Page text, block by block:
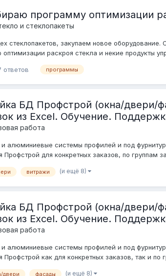
программу оптимизации
и стеклопакеты
стеклопакетов, закупаем новое
раскроя стекла и некие продукты
ответов программы
БД Профстрой (окна/
из Excel. Обучение.
работа
алюминиевые системы профилей и под
Профстрой для конкретных заказов, по
витражи (и ещё 8)
БД Профстрой (окна/
из Excel. Обучение.
работа
алюминиевые системы профилей и под
Профстрой как для конкретных заказов, так и
двери фасады (и ещё 8)